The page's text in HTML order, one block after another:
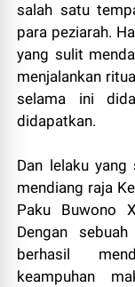
salah satu
para peziarah.
yang sulit
menjalankan
selama ini
didapatkan.
Dan lelaku
mendiang raja
Paku Buwono
Dengan
berhasil
keampuhan